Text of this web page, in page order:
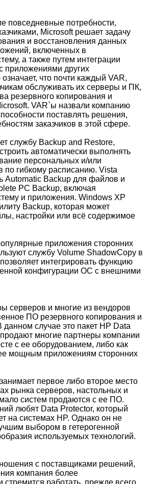
повседневные потребности,
Microsoft решает задачу
и восстановления данных
включенных в
а также путем интеграции
приложениями других
что почти каждый VAR,
обслуживать их серверы и ПК,
резервного копирования и
VAR`ы назвали компанию
поставлять решения,
заказчиков в этой сфере.
службу Backup and Restore,
автоматически выполнять
персональных и/или
гибкому расписанию. Vista
Automatic Backup для файлов и
PC Backup, включая
и приложения. Windows XP
Backup, которая может
настройки или всё содержимое
приложения сторонних
службу Volume ShadowCopy в
интегрировать функцию
конфигурации ОС с внешними
серверов и многие из вендоров
ПО резервного копирования и
данном случае это пакет HP Data
многие партнеры компании
с ее оборудованием, либо как
мощным приложениям сторонних
первое либо второе место
рынка серверов, настольных и
систем продаются с ее ПО.
любят Data Protector, который
на системах HP. Однако он не
выбором в гетерогенной
используемых технологий.
с поставщиками решений,
компания более
стремится работать, прежде всего,